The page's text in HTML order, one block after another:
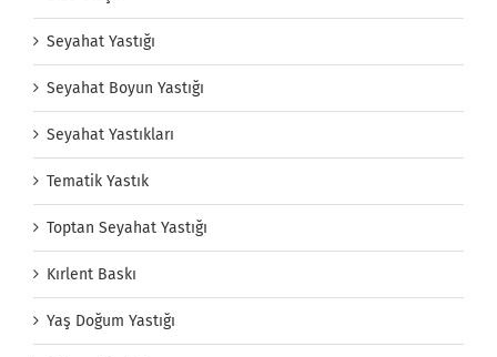
Seyahat Yastığı
Seyahat Boyun Yastığı
Seyahat Yastıkları
Tematik Yastık
Toptan Seyahat Yastığı
Kırlent Baskı
Yaş Doğum Yastığı